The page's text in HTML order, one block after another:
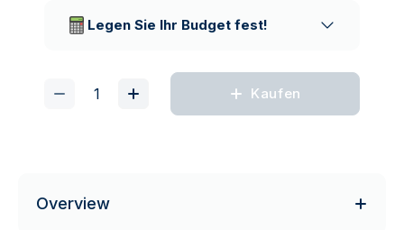
Legen Sie Ihr Budget fest!
Kaufen
Overview